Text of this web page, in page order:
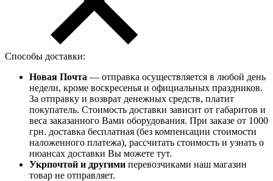
Способы доставки:
Новая Почта — отправка осуществляется в любой день
недели, кроме воскресенья и официальных праздников.
За отправку и возврат денежных средств, платит
покупатель. Стоимость доставки зависит от габаритов и
веса заказанного Вами оборудования. При заказе от 1000
грн. доставка бесплатная (без компенсации стоимости
наложенного платежа), рассчитать стоимость и узнать о
нюансах доставки Вы можете тут.
Укрпочтой и другими перевозчиками наш магазин
товар не отправляет.